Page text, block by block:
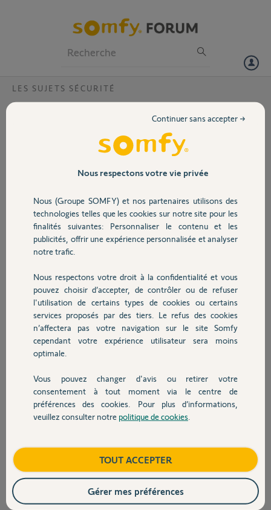
Volet
Sécurité
Domotique
Chauffage
Autres produits
Devis avec un pro
Contact
LES SUJETS SÉCURITÉ
Pb scénario activation de l’alarme Somfy
Depuis plusieurs semaines, le scénario d’activation de l’alarme Somfy
avec ma box, TaHoma ne fonctionne plus. J’ai eu beau désinstaller
fonctionnement à ce jour.
Merci,
ANTOINE G.
il y a 10 mois
Participer au fil de discussion
Réponses
Quelle alarme ? Quel boitier TaHoma ? Donnez des références.
Bonne journée !
il y a 10 mois
Il s’agit d’une alarme Somfy et d’une TaHoma switch
ANTOINE G. il y a 10 mois
Nous respectons votre vie privée
Nous (Groupe SOMFY) et nos partenaires utilisons des
technologies telles que les cookies sur notre site pour les
finalités suivantes: Personnaliser le contenu et les
publicités, offrir une expérience personnalisée et analyser
notre trafic.
Nous respectons votre droit à la confidentialité et vous
pouvez choisir d’accepter, de contrôler ou de refuser
l'utilisation de certains types de cookies ou certains
services proposés par des tiers. Le refus des cookies
n’affectera pas votre navigation sur le site Somfy
cependant votre expérience utilisateur sera moins
optimale.
Vous pouvez changer d'avis ou retirer votre
consentement à tout moment via le centre de
préférences des cookies. Pour plus d’informations,
veuillez consulter notre politique de cookies
Continuer sans accepter →
TOUT ACCEPTER
Gérer mes préférences